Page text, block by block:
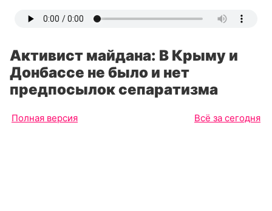
Активист майдана: В Крыму и
Донбассе не было и нет
предпосылок сепаратизма
Полная версия Всё за сегодня